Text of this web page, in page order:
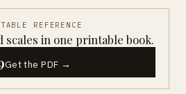
REFERENCE
scales in one printable book.
Get the PDF →